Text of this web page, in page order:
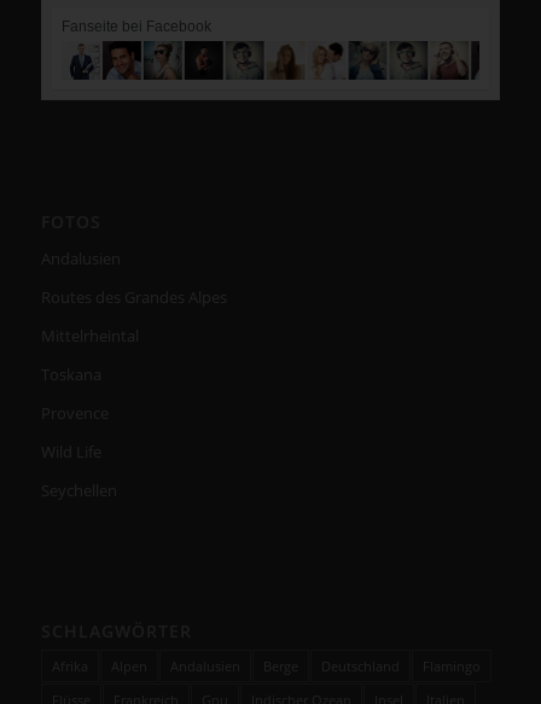
Fanseite bei Facebook
Andalusien
Routes des Grandes Alpes
Mittelrheintal
Toskana
Alpen Andalusien Deutschland
Flamingo
Frankreich Gnu Indischer Ozean Insel Italien